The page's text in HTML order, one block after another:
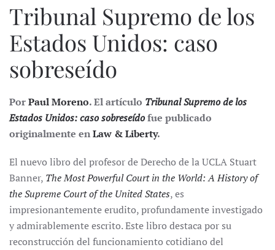
Tribunal Supremo de los
Estados Unidos: caso
sobreseído
PorPaul Moreno. El artículo Tribunal Supremo de los
Estados Unidos: caso sobreseídofue publicado
originalmente enLaw & Liberty.
El nuevo libro del profesor de Derecho de la UCLA Stuart
Banner, The Most Powerful Court in the World: A History of
the Supreme Court of the United States, es
impresionantemente erudito, profundamente investigado
y admirablemente escrito. Este libro destaca por su
reconstrucción del funcionamiento cotidiano del